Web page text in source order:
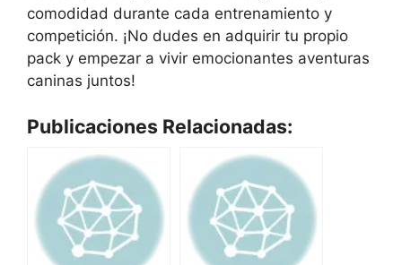
comodidad durante cada entrenamiento y
competición. ¡No dudes en adquirir tu propio
pack y empezar a vivir emocionantes aventuras
caninas juntos!
Publicaciones Relacionadas: